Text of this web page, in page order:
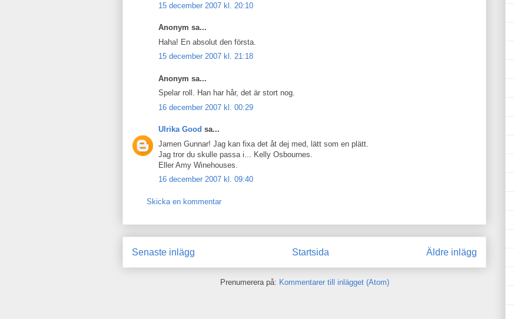
15 december 2007 kl. 20:10
Anonym sa...
Haha! En absolut den första.
15 december 2007 kl. 21:18
Anonym sa...
Spelar roll. Han har hår, det är stort nog.
16 december 2007 kl. 00:29
Ulrika Good sa...
Jamen Gunnar! Jag kan fixa det åt dej med, lätt som en plätt.
Jag tror du skulle passa i... Kelly Osbournes.
Eller Amy Winehouses.
16 december 2007 kl. 09:40
Skicka en kommentar
Senaste inlägg Äldre inlägg
Startsida
Prenumerera på: Kommentarer till inlägget (Atom)